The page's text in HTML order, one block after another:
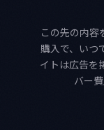
この先の内容
購入で、いつ
イトは広告を
バー